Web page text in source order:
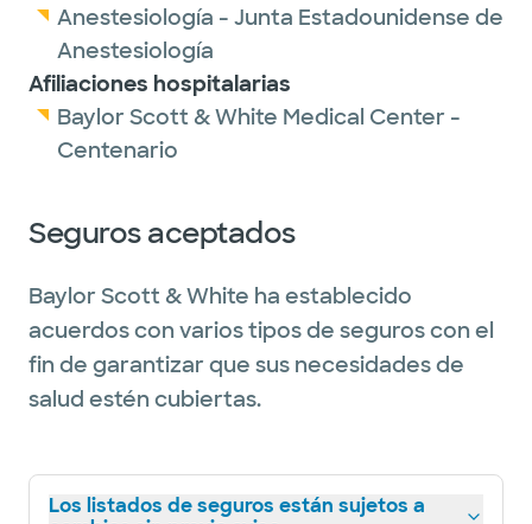
Anestesiología - Junta Estadounidense de
Anestesiología
Afiliaciones hospitalarias
Baylor Scott & White Medical Center -
Centenario
Seguros aceptados
Baylor Scott & White ha establecido
acuerdos con varios tipos de seguros con el
fin de garantizar que sus necesidades de
salud estén cubiertas.
Los listados de seguros están sujetos a